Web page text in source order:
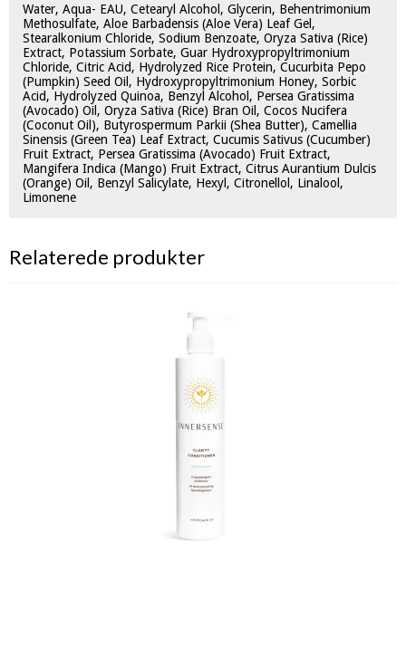
Water, Aqua- EAU, Cetearyl Alcohol, Glycerin, Behentrimonium
Methosulfate, Aloe Barbadensis (Aloe Vera) Leaf Gel,
Stearalkonium Chloride, Sodium Benzoate, Oryza Sativa (Rice)
Extract, Potassium Sorbate, Guar Hydroxypropyltrimonium
Chloride, Citric Acid, Hydrolyzed Rice Protein, Cucurbita Pepo
(Pumpkin) Seed Oil, Hydroxypropyltrimonium Honey, Sorbic
Acid, Hydrolyzed Quinoa, Benzyl Alcohol, Persea Gratissima
(Avocado) Oil, Oryza Sativa (Rice) Bran Oil, Cocos Nucifera
(Coconut Oil), Butyrospermum Parkii (Shea Butter), Camellia
Sinensis (Green Tea) Leaf Extract, Cucumis Sativus (Cucumber)
Fruit Extract, Persea Gratissima (Avocado) Fruit Extract,
Mangifera Indica (Mango) Fruit Extract, Citrus Aurantium Dulcis
(Orange) Oil, Benzyl Salicylate, Hexyl, Citronellol, Linalool,
Limonene
Relaterede produkter